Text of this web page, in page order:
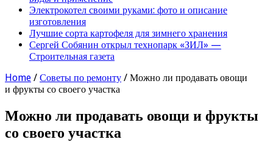
Электрокотел своими руками: фото и описание
изготовления
Лучшие сорта картофеля для зимнего хранения
Сергей Собянин открыл технопарк «ЗИЛ» —
Строительная газета
Home / Советы по ремонту / Можно ли продавать овощи
и фрукты со своего участка
Можно ли продавать овощи и фрукты
со своего участка